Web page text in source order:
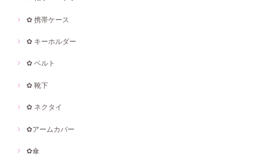
✿ 携帯ケース
✿ キーホルダー
✿ ベルト
✿ 靴下
✿ ネクタイ
✿アームカバー
✿傘